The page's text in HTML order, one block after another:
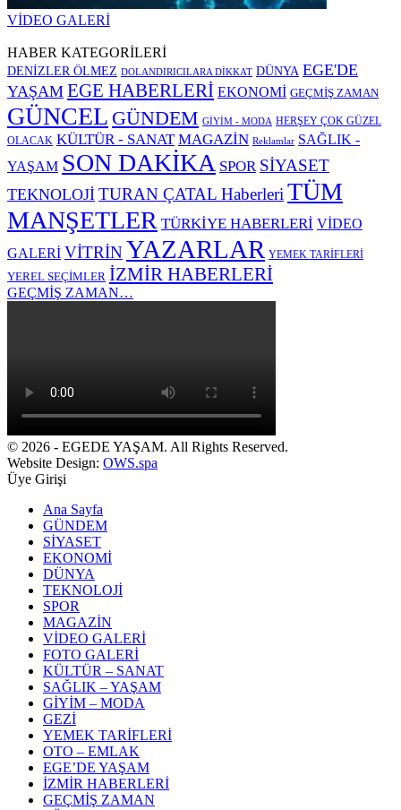
VİDEO GALERİ
HABER KATEGORİLERİ
DENİZLER ÖLMEZ DOLANDIRICILARA DİKKAT DÜNYA EGE'DE
YAŞAM EGE HABERLERİ EKONOMİ GEÇMİŞ ZAMAN
GÜNCEL GÜNDEM GİYİM - MODA HERŞEY ÇOK GÜZEL
OLACAK KÜLTÜR - SANAT MAGAZİN Reklamlar SAĞLIK -
YAŞAM SON DAKİKA SPOR SİYASET
TEKNOLOJİ TURAN ÇATAL Haberleri TÜM
MANŞETLER TÜRKİYE HABERLERİ VİDEO
GALERİ VİTRİNYAZARLAR YEMEK TARİFLERİ
YEREL SEÇİMLER İZMİR HABERLERİ
GEÇMİŞ ZAMAN…
© 2026 - EGEDE YAŞAM. All Rights Reserved.
Website Design: OWS.spa
Üye Girişi
Ana Sayfa
GÜNDEM
SİYASET
EKONOMİ
DÜNYA
TEKNOLOJİ
SPOR
MAGAZİN
VİDEO GALERİ
FOTO GALERİ
KÜLTÜR – SANAT
SAĞLIK – YAŞAM
GİYİM – MODA
GEZİ
YEMEK TARİFLERİ
OTO – EMLAK
EGE’DE YAŞAM
İZMİR HABERLERİ
GEÇMİŞ ZAMAN